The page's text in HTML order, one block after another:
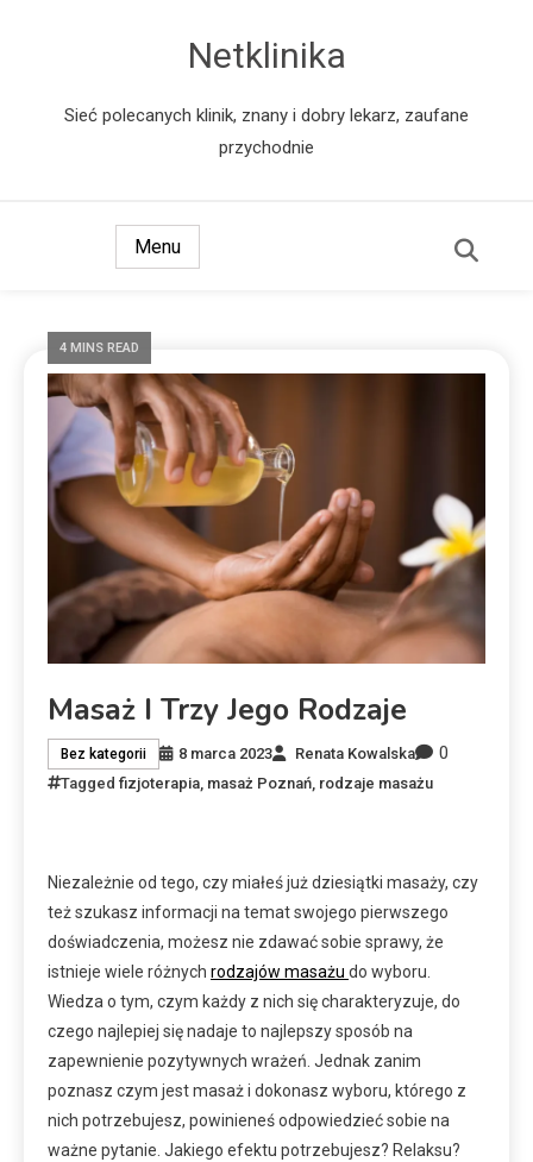
Netklinika
Sieć polecanych klinik, znany i dobry lekarz, zaufane
przychodnie
Menu
4 MINS READ
Masaż I Trzy Jego Rodzaje
Bez kategorii 8 marca 2023 Renata Kowalska 0
Tagged fizjoterapia, masaż Poznań, rodzaje masażu
Niezależnie od tego, czy miałeś już dziesiątki masaży, czy
też szukasz informacji na temat swojego pierwszego
doświadczenia, możesz nie zdawać sobie sprawy, że
istnieje wiele różnych rodzajów masażu do wyboru.
Wiedza o tym, czym każdy z nich się charakteryzuje, do
czego najlepiej się nadaje to najlepszy sposób na
zapewnienie pozytywnych wrażeń. Jednak zanim
poznasz czym jest masaż i dokonasz wyboru, którego z
nich potrzebujesz, powinieneś odpowiedzieć sobie na
ważne pytanie. Jakiego efektu potrzebujesz? Relaksu?